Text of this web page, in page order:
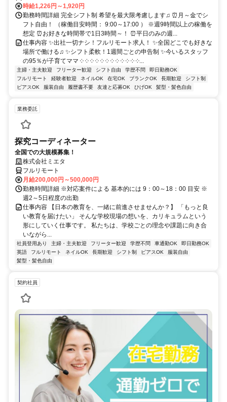
時給1,226円～1,920円
勤務時間詳細 完全シフト制 希望を最大限考慮します♫ ⏰月～金でシ
フト自由！ （稼働目安時間： 9:00～17:00 ） ※週9時間以上の稼働を
想定 ⏰お好きな時間帯で1日3時間～！ ⏰平日のみの週...
仕事内容 ✨出社一切ナシ！フルリモート求人！ ✨全国どこでも好きな
場所で働ける♫ ✨シフト柔軟！1週間ごとの申告制 ✨今いるスタッフ
の95％が子育てママ ༶ ༶ ༶ ༶ ༶ ༶ ༶ ༶ ༶ ༶ ༶ ༶...
主婦・主夫歓迎 フリーター歓迎 シフト自由 学歴不問
即日勤務OK
フルリモート
経験者歓迎 ネイルOK 在宅OK ブランクOK 長期歓迎
シフト制
ピアスOK
服装自由 履歴書不要 友達と応募OK ひげOK 髪型・髪色自由
業務委託
探究コーディネーター
全国での大規模募集！
株式会社ミエタ
フルリモート
月給200,000円～500,000円
勤務時間詳細 ※対応案件による 基本的には 9：00～18：00 目安 ※
週2～5日程度の出勤
仕事内容 【日本の教育を、一緒に前進させませんか？】 「もっと良
い教育を届けたい」 そんな学校現場の想いを、カリキュラムという
形にしていく仕事です。 私たちは、学校ごとの理念や課題に向き合
いながら...
社員登用あり 主婦・主夫歓迎 フリーター歓迎 学歴不問 車通勤OK
即日勤務OK
英語
フルリモート ネイルOK 長期歓迎 シフト制 ピアスOK
服装自由
髪型・髪色自由
契約社員